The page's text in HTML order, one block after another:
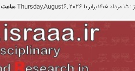
:۱۵ مرداد ۱۴۰۵ برابر با Thursday,August6, 2026ساعت